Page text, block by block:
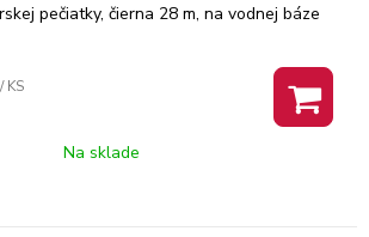
pečiatky, čierna 28 m, na vodnej báze
KS
Na sklade